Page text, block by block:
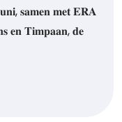
𝐬𝐚𝐦𝐞𝐧 𝐦𝐞𝐭 𝐄𝐑𝐀
𝐞𝐧 𝐓𝐢𝐦𝐩𝐚𝐚𝐧, 𝐝𝐞